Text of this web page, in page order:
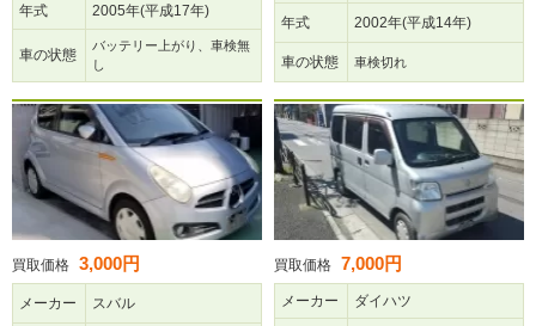
年式 2005年(平成17年)
車の状態
バッテリー上がり、車検無
し
年式 2002年(平成14年)
車の状態 車検切れ
買取価格 3,000円
メーカー スバル
買取価格 7,000円
メーカー ダイハツ